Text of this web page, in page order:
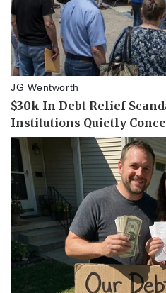
Thể thao
Bóng đá
Lịch thi đấu bóng đá
Thế giới thể thao
eSports
Hậu trường